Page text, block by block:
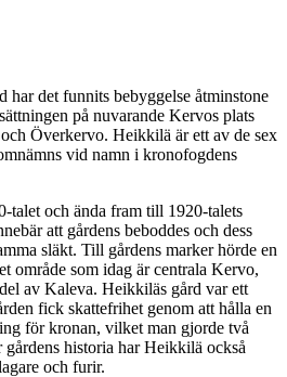
har det funnits bebyggelse åtminstone
på nuvarande Kervos plats
Överkervo. Heikkilä är ett av de sex
vid namn i kronofogdens
talet och ända fram till 1920-talets
att gårdens beboddes och dess
släkt. Till gårdens marker hörde en
område som idag är centrala Kervo,
av Kaleva. Heikkiläs gård var ett
fick skattefrihet genom att hålla en
för kronan, vilket man gjorde två
historia har Heikkilä också
och furir.